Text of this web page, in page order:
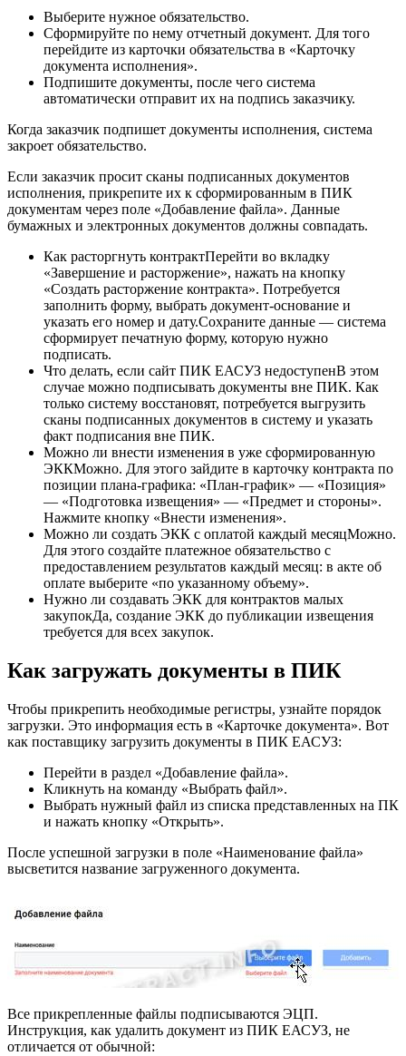
Выберите нужное обязательство.
Сформируйте по нему отчетный документ. Для того
перейдите из карточки обязательства в «Карточку
документа исполнения».
Подпишите документы, после чего система
автоматически отправит их на подпись заказчику.
Когда заказчик подпишет документы исполнения, система
закроет обязательство.
Если заказчик просит сканы подписанных документов
исполнения, прикрепите их к сформированным в ПИК
документам через поле «Добавление файла». Данные
бумажных и электронных документов должны совпадать.
Как расторгнуть контрактПерейти во вкладку
«Завершение и расторжение», нажать на кнопку
«Создать расторжение контракта». Потребуется
заполнить форму, выбрать документ-основание и
указать его номер и дату.Сохраните данные — система
сформирует печатную форму, которую нужно
подписать.
Что делать, если сайт ПИК ЕАСУЗ недоступенВ этом
случае можно подписывать документы вне ПИК. Как
только систему восстановят, потребуется выгрузить
сканы подписанных документов в систему и указать
факт подписания вне ПИК.
Можно ли внести изменения в уже сформированную
ЭККМожно. Для этого зайдите в карточку контракта по
позиции плана-графика: «План-график» — «Позиция»
— «Подготовка извещения» — «Предмет и стороны».
Нажмите кнопку «Внести изменения».
Можно ли создать ЭКК с оплатой каждый месяцМожно.
Для этого создайте платежное обязательство с
предоставлением результатов каждый месяц: в акте об
оплате выберите «по указанному объему».
Нужно ли создавать ЭКК для контрактов малых
закупокДа, создание ЭКК до публикации извещения
требуется для всех закупок.
Как загружать документы в ПИК
Чтобы прикрепить необходимые регистры, узнайте порядок
загрузки. Это информация есть в «Карточке документа». Вот
как поставщику загрузить документы в ПИК ЕАСУЗ:
Перейти в раздел «Добавление файла».
Кликнуть на команду «Выбрать файл».
Выбрать нужный файл из списка представленных на ПК
и нажать кнопку «Открыть».
После успешной загрузки в поле «Наименование файла»
высветится название загруженного документа.
Все прикрепленные файлы подписываются ЭЦП.
Инструкция, как удалить документ из ПИК ЕАСУЗ, не
отличается от обычной: